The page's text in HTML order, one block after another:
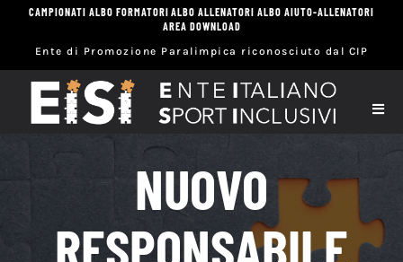
Salta
contenutoEnte di Promozione Paralimpica riconosciuto dal CIP
CAMPIONATI ALBO FORMATORI ALBO ALLENATORI ALBO AIUTO-ALLENATORI
AREA DOWNLOAD
Eisi
NUOVO
RESPONSABILE